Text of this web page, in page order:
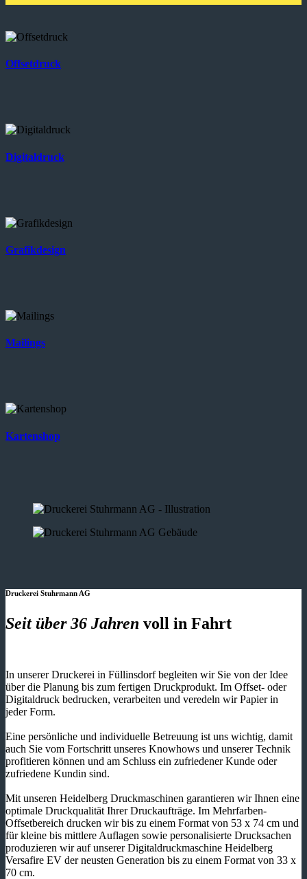
Offsetdruck
Digitaldruck
Grafikdesign
Mailings
Kartenshop
Druckerei Stuhrmann AG
Seit über 36 Jahren voll in Fahrt
In unserer Druckerei in Füllinsdorf begleiten wir Sie von der Idee
über die Planung bis zum fertigen Druckprodukt. Im Offset- oder
Digitaldruck bedrucken, verarbeiten und veredeln wir Papier in
jeder Form.
Eine persönliche und individuelle Betreuung ist uns wichtig, damit
auch Sie vom Fortschritt unseres Knowhows und unserer Technik
profitieren können und am Schluss ein zufriedener Kunde oder
zufriedene Kundin sind.
Mit unseren Heidelberg Druckmaschinen garantieren wir Ihnen eine
optimale Druckqualität Ihrer Druckaufträge. Im Mehrfarben-
Offsetbereich drucken wir bis zu einem Format von 53 x 74 cm und
für kleine bis mittlere Auflagen sowie personalisierte Drucksachen
produzieren wir auf unserer Digitaldruckmaschine Heidelberg
Versafire EV der neusten Generation bis zu einem Format von 33 x
70 cm.